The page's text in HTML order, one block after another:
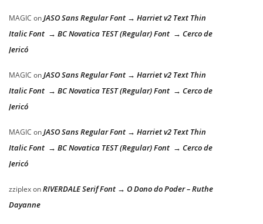
MAGIC onJASO Sans Regular Font → Harriet v2 Text Thin
Italic Font → BC Novatica TEST (Regular) Font → Cerco de
Jericó
MAGIC onJASO Sans Regular Font → Harriet v2 Text Thin
Italic Font → BC Novatica TEST (Regular) Font → Cerco de
Jericó
MAGIC onJASO Sans Regular Font → Harriet v2 Text Thin
Italic Font → BC Novatica TEST (Regular) Font → Cerco de
Jericó
zziplexonRIVERDALE Serif Font → O Dono do Poder – Ruthe
Dayanne